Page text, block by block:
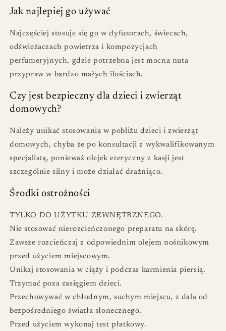
Jak najlepiej go używać
Najczęściej stosuje się go w dyfuzorach, świecach,
odświeżaczach powietrza i kompozycjach
perfumeryjnych, gdzie potrzebna jest mocna nuta
przypraw w bardzo małych ilościach.
Czy jest bezpieczny dla dzieci i zwierząt
domowych?
Należy unikać stosowania w pobliżu dzieci i zwierząt
domowych, chyba że po konsultacji z wykwalifikowanym
specjalistą, ponieważ olejek eteryczny z kasji jest
szczególnie silny i może działać drażniąco.
Środki ostrożności
TYLKO DO UŻYTKU ZEWNĘTRZNEGO.
Nie stosować nierozcieńczonego preparatu na skórę.
Zawsze rozcieńczaj z odpowiednim olejem nośnikowym
przed użyciem miejscowym.
Unikaj stosowania w ciąży i podczas karmienia piersią.
Trzymać poza zasięgiem dzieci.
Przechowywać w chłodnym, suchym miejscu, z dala od
bezpośredniego światła słonecznego.
Przed użyciem wykonaj test płatkowy.